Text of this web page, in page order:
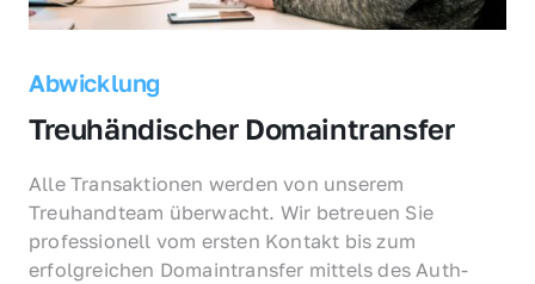
Abwicklung
Treuhändischer Domaintransfer
Alle Transaktionen werden von unserem
Treuhandteam überwacht. Wir betreuen Sie
professionell vom ersten Kontakt bis zum
erfolgreichen Domaintransfer mittels des Auth-